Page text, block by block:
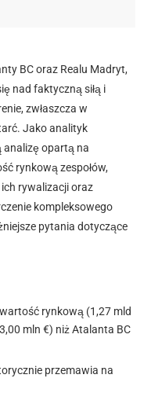
BC oraz Realu Madryt,
nad faktyczną siłą i
zwłaszcza w
Jako analityk
analizę opartą na
rynkową zespołów,
rywalizacji oraz
kompleksowego
pytania dotyczące
rynkową (1,27 mld
mln €) niż Atalanta BC
przemawia na